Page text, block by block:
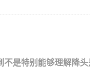
是特别能够理解降